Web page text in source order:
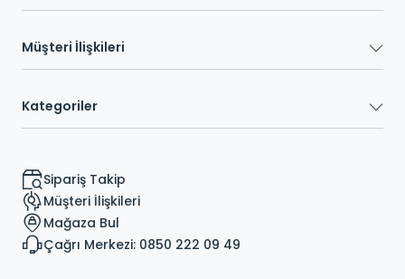
Müşteri İlişkileri
Kategoriler
Sipariş Takip
Müşteri İlişkileri
Mağaza Bul
Çağrı Merkezi: 0850 222 09 49